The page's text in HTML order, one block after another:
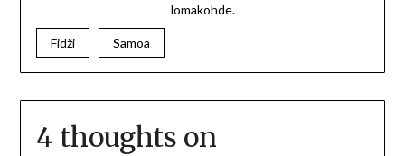
lomakohde.
Fidži Samoa
4 thoughts on